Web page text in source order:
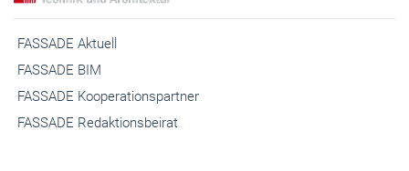
FASSADE Aktuell
FASSADE BIM
FASSADE Kooperationspartner
FASSADE Redaktionsbeirat